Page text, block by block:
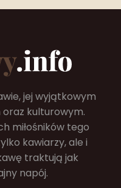
jej wyjątkowym
oraz kulturowym.
miłośników tego
kawiarzy, ale i
traktują jak
napój.